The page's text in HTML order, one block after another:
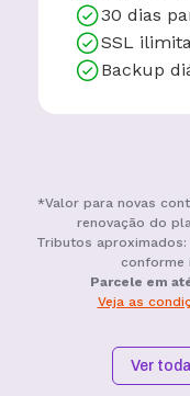
30 dias
SSL
Backup
*Valor para novas
renovação do
Tributos aproximados:
conforme
Parcele em
Veja as
Ver